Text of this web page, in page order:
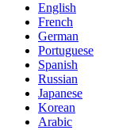
English
French
German
Portuguese
Spanish
Russian
Japanese
Korean
Arabic